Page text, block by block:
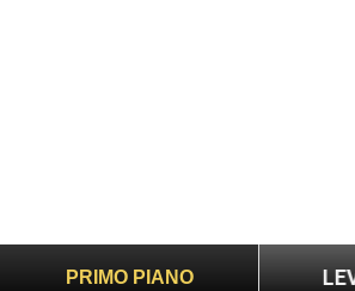
PRIMO PIANO
e giusto LEV: “Papa